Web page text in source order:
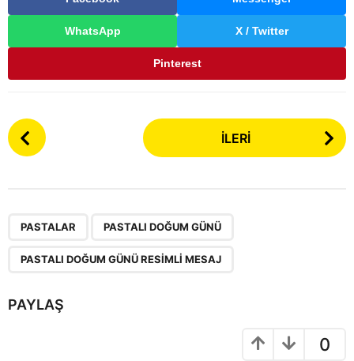
WhatsApp X / Twitter
Pinterest
P
o
a
İLERI
PASTALAR PASTALI DOĞUM GÜNÜ
PASTALI DOĞUM GÜNÜ RESIMLI MESAJ
PAYLAŞ
0